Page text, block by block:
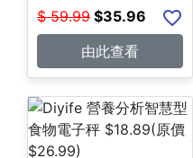
$ 59.99 $35.96
由此查看